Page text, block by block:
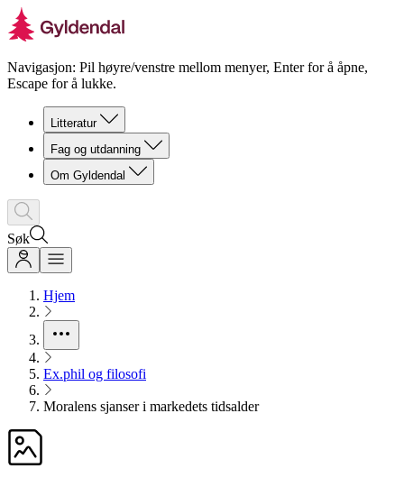
Navigasjon: Pil høyre/venstre mellom menyer, Enter for å åpne,
Escape for å lukke.
Litteratur
Fag og utdanning
Om Gyldendal
Søk
Hjem
Ex.phil og filosofi
Moralens sjanser i markedets tidsalder